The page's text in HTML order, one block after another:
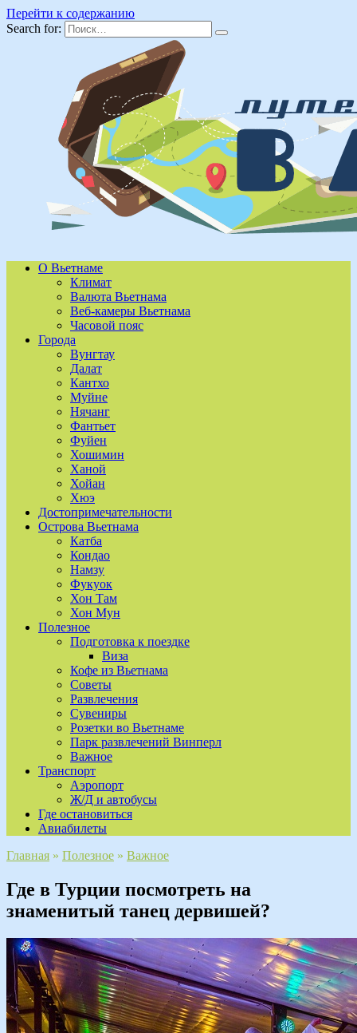
Перейти к содержанию
Search for:
О Вьетнаме
Климат
Валюта Вьетнама
Веб-камеры Вьетнама
Часовой пояс
Города
Вунгтау
Далат
Кантхо
Муйне
Нячанг
Фантьет
Фуйен
Хошимин
Ханой
Хойан
Хюэ
Достопримечательности
Острова Вьетнама
Катба
Кондао
Намзу
Фукуок
Хон Там
Хон Мун
Полезное
Подготовка к поездке
Виза
Кофе из Вьетнама
Советы
Развлечения
Сувениры
Розетки во Вьетнаме
Парк развлечений Винперл
Важное
Транспорт
Аэропорт
Ж/Д и автобусы
Где остановиться
Авиабилеты
Главная » Полезное » Важное
Где в Турции посмотреть на
знаменитый танец дервишей?